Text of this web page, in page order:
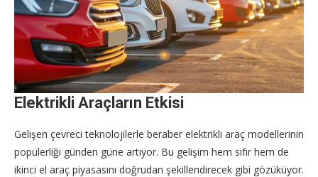
Elektrikli Araçların Etkisi
Gelişen çevreci teknolojilerle beraber elektrikli araç modellerinin
popülerliği günden güne artıyor. Bu gelişim hem sıfır hem de
ikinci el araç piyasasını doğrudan şekillendirecek gibi gözüküyor.